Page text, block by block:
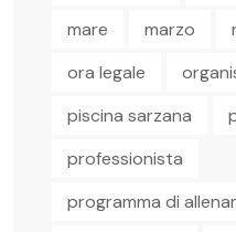
mare
marzo
ora legale
piscina sarzana
professionista
programma di